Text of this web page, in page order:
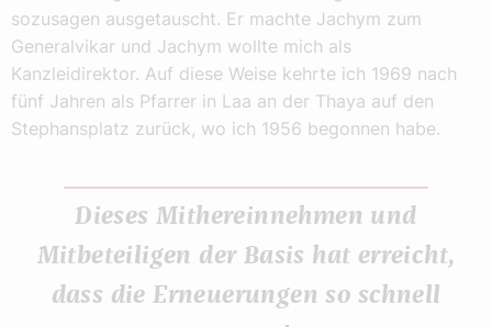
sozusagen ausgetauscht. Er machte Jachym zum
Generalvikar und Jachym wollte mich als
Kanzleidirektor. Auf diese Weise kehrte ich 1969 nach
fünf Jahren als Pfarrer in Laa an der Thaya auf den
Stephansplatz zurück, wo ich 1956 begonnen habe.
Dieses Mithereinnehmen und
Mitbeteiligen der Basis hat erreicht,
dass die Erneuerungen so schnell